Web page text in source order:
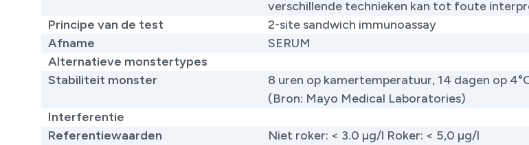
verschillende technieken kan tot foute
Principe van de test
2-site sandwich immunoassay
Afname
SERUM
Alternatieve monstertypes
Stabiliteit monster
8 uren op kamertemperatuur, 14 dagen op
(Bron: Mayo Medical Laboratories)
Interferentie
Referentiewaarden
Niet roker: < 3.0 µg/l Roker: < 5,0 µg/l